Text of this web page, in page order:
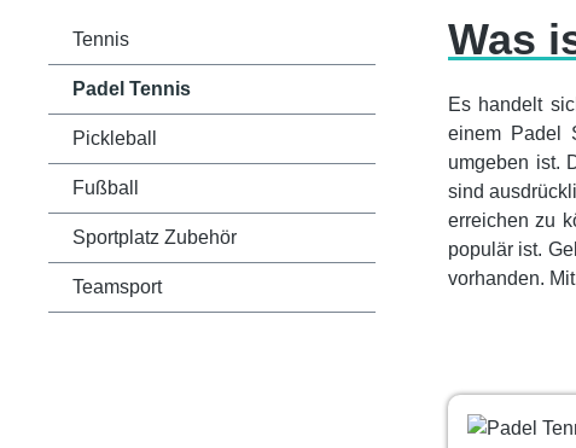
Tennis
Padel Tennis
Pickleball
Fußball
Sportplatz Zubehör
Teamsport
Was
Es handelt
einem Padel
umgeben ist.
sind
erreichen zu
populär ist.
vorhanden.